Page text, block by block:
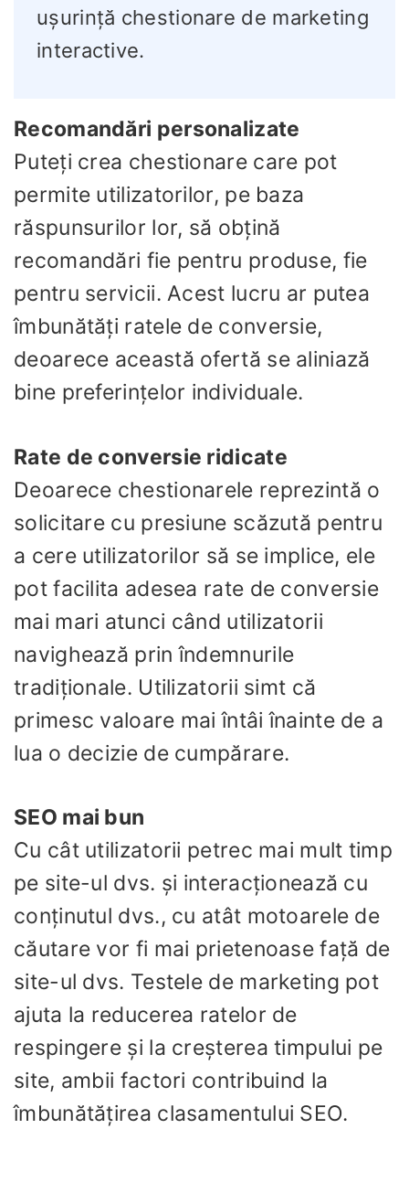
ușurință chestionare de marketing
interactive.
Recomandări personalizate
Puteți crea chestionare care pot
permite utilizatorilor, pe baza
răspunsurilor lor, să obțină
recomandări fie pentru produse, fie
pentru servicii. Acest lucru ar putea
îmbunătăți ratele de conversie,
deoarece această ofertă se aliniază
bine preferințelor individuale.
Rate de conversie ridicate
Deoarece chestionarele reprezintă o
solicitare cu presiune scăzută pentru
a cere utilizatorilor să se implice, ele
pot facilita adesea rate de conversie
mai mari atunci când utilizatorii
navighează prin îndemnurile
tradiționale. Utilizatorii simt că
primesc valoare mai întâi înainte de a
lua o decizie de cumpărare.
SEO mai bun
Cu cât utilizatorii petrec mai mult timp
pe site-ul dvs. și interacționează cu
conținutul dvs., cu atât motoarele de
căutare vor fi mai prietenoase față de
site-ul dvs. Testele de marketing pot
ajuta la reducerea ratelor de
respingere și la creșterea timpului pe
site, ambii factori contribuind la
îmbunătățirea clasamentului SEO.